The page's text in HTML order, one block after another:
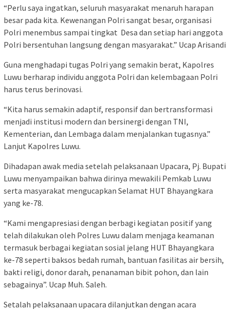
“Perlu saya ingatkan, seluruh masyarakat menaruh harapan
besar pada kita. Kewenangan Polri sangat besar, organisasi
Polri menembus sampai tingkat Desa dan setiap hari anggota
Polri bersentuhan langsung dengan masyarakat.” Ucap Arisandi
Guna menghadapi tugas Polri yang semakin berat, Kapolres
Luwu berharap individu anggota Polri dan kelembagaan Polri
harus terus berinovasi.
“Kita harus semakin adaptif, responsif dan bertransformasi
menjadi institusi modern dan bersinergi dengan TNI,
Kementerian, dan Lembaga dalam menjalankan tugasnya.”
Lanjut Kapolres Luwu.
Dihadapan awak media setelah pelaksanaan Upacara, Pj. Bupati
Luwu menyampaikan bahwa dirinya mewakili Pemkab Luwu
serta masyarakat mengucapkan Selamat HUT Bhayangkara
yang ke-78.
“Kami mengapresiasi dengan berbagi kegiatan positif yang
telah dilakukan oleh Polres Luwu dalam menjaga keamanan
termasuk berbagai kegiatan sosial jelang HUT Bhayangkara
ke-78 seperti baksos bedah rumah, bantuan fasilitas air bersih,
bakti religi, donor darah, penanaman bibit pohon, dan lain
sebagainya”. Ucap Muh. Saleh.
Setalah pelaksanaan upacara dilanjutkan dengan acara